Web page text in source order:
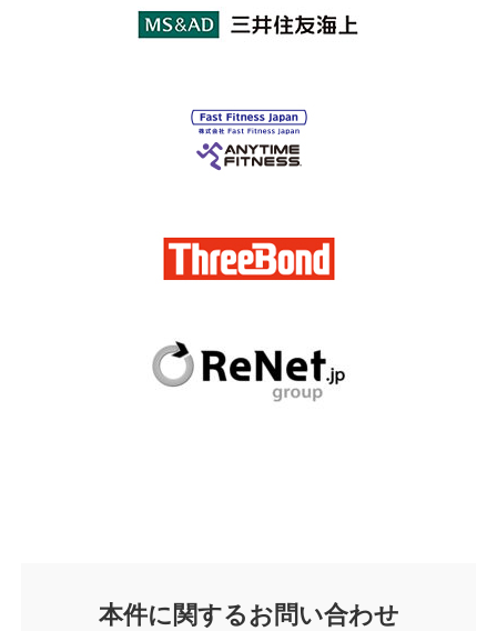
本件に関するお問い合わせ